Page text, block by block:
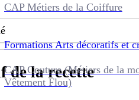
CAP Métiers de la Coiffure
Formations Arts décoratifs et
CAP Couture (Métiers de la
Vêtement Flou)
de la recette